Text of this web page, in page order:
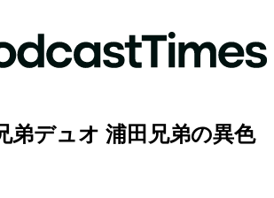
弟デュオ 浦田兄弟の異色